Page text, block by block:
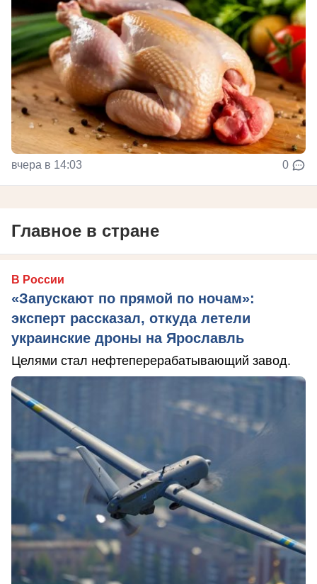
вчера в 14:03 0
Главное в стране
В России
«Запускают по прямой по ночам»:
эксперт рассказал, откуда летели
украинские дроны на Ярославль
Целями стал нефтеперерабатывающий завод.